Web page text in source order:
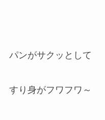
パンがサクッとして
すり身がフワフワ～